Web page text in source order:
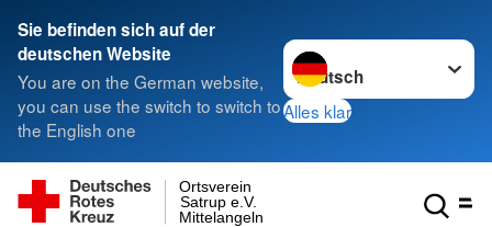
Sie befinden sich auf der
deutschen Website
You are on the German website,
you can use the switch to switch to
the English one
Sprache wechseln zu
Alles klar
Mittelangeln
Satrup e.V.
Ortsverein